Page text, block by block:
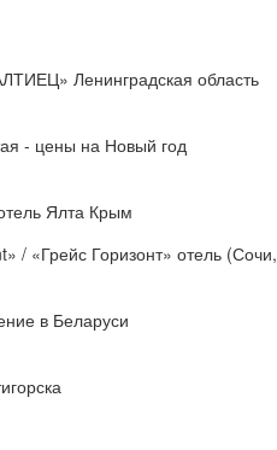
Ленинградская область
- цены на Новый год
Ялта Крым
/ «Грейс Горизонт» отель (Сочи,
в Беларуси